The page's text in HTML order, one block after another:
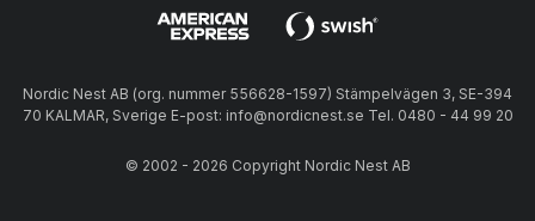
Nordic Nest AB (org. nummer 556628-1597) Stämpelvägen 3, SE-394
70 KALMAR, Sverige E-post: info@nordicnest.se Tel. 0480 - 44 99 20
© 2002 - 2026 Copyright Nordic Nest AB